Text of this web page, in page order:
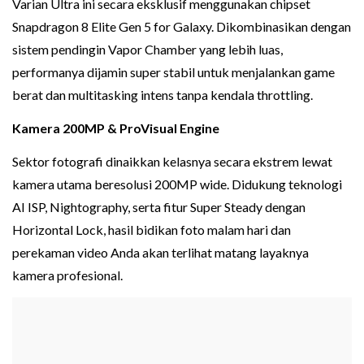
Varian Ultra ini secara eksklusif menggunakan chipset
Snapdragon 8 Elite Gen 5 for Galaxy. Dikombinasikan dengan
sistem pendingin Vapor Chamber yang lebih luas,
performanya dijamin super stabil untuk menjalankan game
berat dan multitasking intens tanpa kendala throttling.
Kamera 200MP & ProVisual Engine
Sektor fotografi dinaikkan kelasnya secara ekstrem lewat
kamera utama beresolusi 200MP wide. Didukung teknologi
AI ISP, Nightography, serta fitur Super Steady dengan
Horizontal Lock, hasil bidikan foto malam hari dan
perekaman video Anda akan terlihat matang layaknya
kamera profesional.